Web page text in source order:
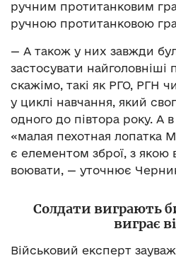
ручним протитанковим
ручною протитанковою
— А також у них завжди
застосувати найголовніші
скажімо, такі як РГО, РГН
у циклі навчання, який
одного до півтора року. А в
«малая пехотная лопатка
є елементом зброї, з якою
воювати, — уточнює
Солдати виграють
виграє
Військовий експерт